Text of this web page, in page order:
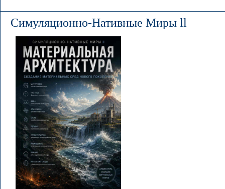
Симуляционно-Нативные Миры ll